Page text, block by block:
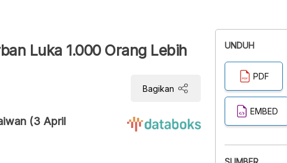
Luka 1.000 Orang Lebih
Bagikan
(3 April
UNDUH
PDF
EMBED